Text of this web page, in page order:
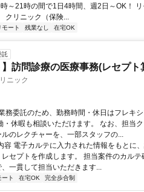
～21時の間で1日4時間、週2日～OK！
クリニック（保険...
モート 残業なし 在宅OK
託
】訪問診療の医療事務(レセプト
ニック
務委託のため、勤務時間・休日はフレキ
・休暇も相談いただけます。 なお、担当
のレクチャーを、一部スタッフの...
容 電子カルテに入力された情報をもとに
セプトを作成します。 担当案件のカルテ
一貫して担当いただきます...
ート 在宅OK 完全歩合制